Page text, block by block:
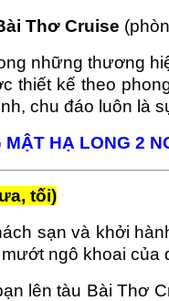
Thơ Cruise
những thương
thiết kế theo
chu đáo luôn là
HẠ LONG 2
tối)
sạn và khởi
ngô khoai
lên tàu Bài Thơ